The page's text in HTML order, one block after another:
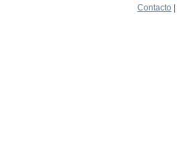
Contacto